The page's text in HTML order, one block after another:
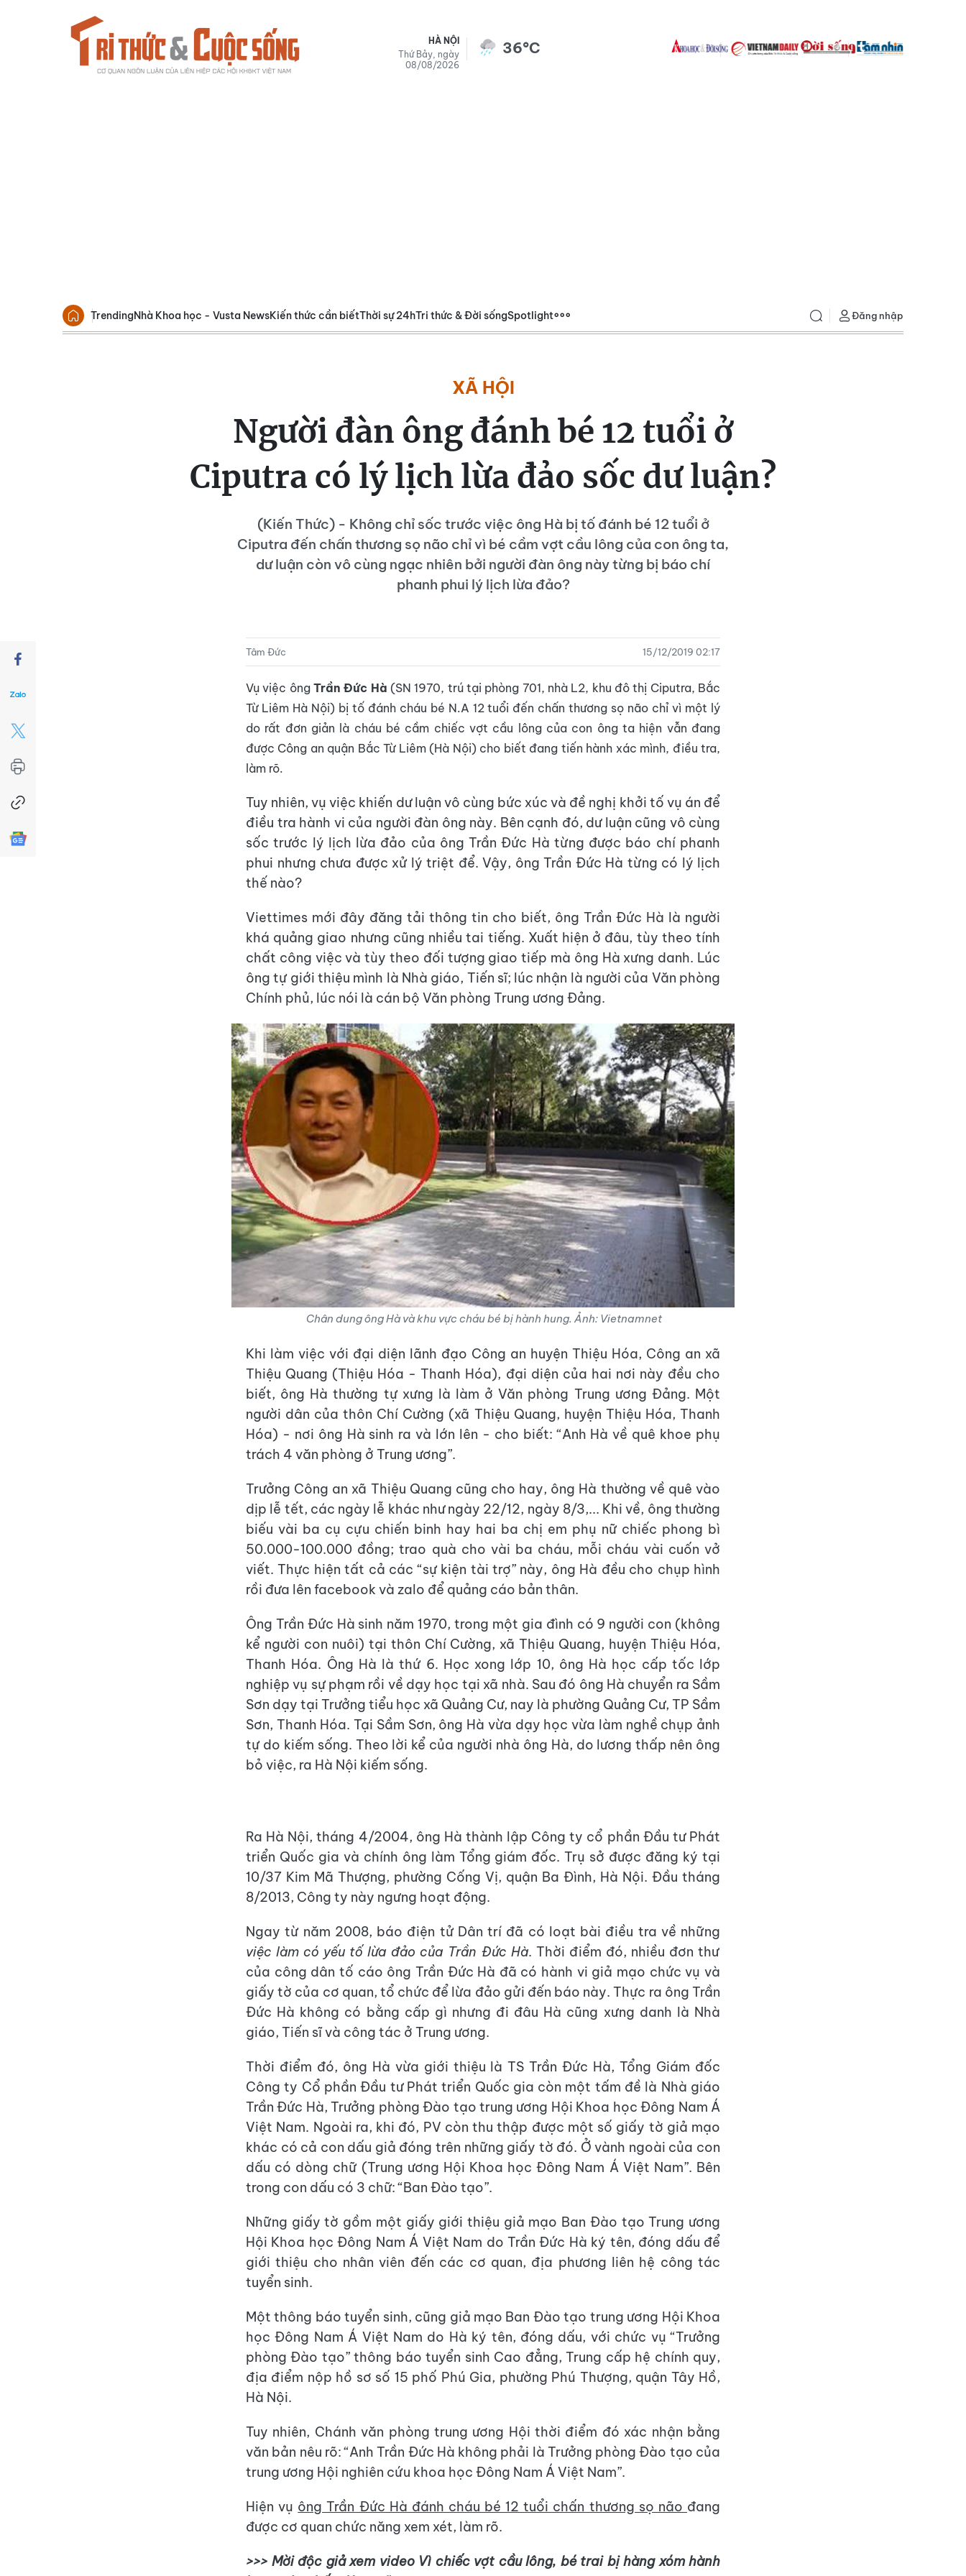
HÀ NỘI
Thứ Bảy, ngày
08/08/2026
36°C
TrendingNhà Khoa học - Vusta NewsKiến thức cần biếtThời sự 24hTri thức & Đời sốngSpotlight Đăng nhập
XÃ HỘI
Người đàn ông đánh bé 12 tuổi ở
Ciputra có lý lịch lừa đảo sốc dư luận?
(Kiến Thức) - Không chỉ sốc trước việc ông Hà bị tố đánh bé 12 tuổi ở
Ciputra đến chấn thương sọ não chỉ vì bé cầm vợt cầu lông của con ông ta,
dư luận còn vô cùng ngạc nhiên bởi người đàn ông này từng bị báo chí
phanh phui lý lịch lừa đảo?
Tâm Đức 15/12/2019 02:17
Vụ việc ông Trần Đức Hà (SN 1970, trú tại phòng 701, nhà L2, khu đô thị Ciputra, Bắc
Từ Liêm Hà Nội) bị tố đánh cháu bé N.A 12 tuổi đến chấn thương sọ não chỉ vì một lý
do rất đơn giản là cháu bé cầm chiếc vợt cầu lông của con ông ta hiện vẫn đang
được Công an quận Bắc Từ Liêm (Hà Nội) cho biết đang tiến hành xác mình, điều tra,
làm rõ.
Tuy nhiên, vụ việc khiến dư luận vô cùng bức xúc và đề nghị khởi tố vụ án để
điều tra hành vi của người đàn ông này. Bên cạnh đó, dư luận cũng vô cùng
sốc trước lý lịch lừa đảo của ông Trần Đức Hà từng được báo chí phanh
phui nhưng chưa được xử lý triệt để. Vậy, ông Trần Đức Hà từng có lý lịch
thế nào?
Viettimes mới đây đăng tải thông tin cho biết, ông Trần Đức Hà là người
khá quảng giao nhưng cũng nhiều tai tiếng. Xuất hiện ở đâu, tùy theo tính
chất công việc và tùy theo đối tượng giao tiếp mà ông Hà xưng danh. Lúc
ông tự giới thiệu mình là Nhà giáo, Tiến sĩ; lúc nhận là người của Văn phòng
Chính phủ, lúc nói là cán bộ Văn phòng Trung ương Đảng.
Chân dung ông Hà và khu vực cháu bé bị hành hung. Ảnh: Vietnamnet
Khi làm việc với đại diện lãnh đạo Công an huyện Thiệu Hóa, Công an xã
Thiệu Quang (Thiệu Hóa - Thanh Hóa), đại diện của hai nơi này đều cho
biết, ông Hà thường tự xưng là làm ở Văn phòng Trung ương Đảng. Một
người dân của thôn Chí Cường (xã Thiệu Quang, huyện Thiệu Hóa, Thanh
Hóa) - nơi ông Hà sinh ra và lớn lên - cho biết: “Anh Hà về quê khoe phụ
trách 4 văn phòng ở Trung ương”.
Trưởng Công an xã Thiệu Quang cũng cho hay, ông Hà thường về quê vào
dịp lễ tết, các ngày lễ khác như ngày 22/12, ngày 8/3,... Khi về, ông thường
biếu vài ba cụ cựu chiến binh hay hai ba chị em phụ nữ chiếc phong bì
50.000-100.000 đồng; trao quà cho vài ba cháu, mỗi cháu vài cuốn vở
viết. Thực hiện tất cả các “sự kiện tài trợ” này, ông Hà đều cho chụp hình
rồi đưa lên facebook và zalo để quảng cáo bản thân.
Ông Trần Đức Hà sinh năm 1970, trong một gia đình có 9 người con (không
kể người con nuôi) tại thôn Chí Cường, xã Thiệu Quang, huyện Thiệu Hóa,
Thanh Hóa. Ông Hà là thứ 6. Học xong lớp 10, ông Hà học cấp tốc lớp
nghiệp vụ sự phạm rồi về dạy học tại xã nhà. Sau đó ông Hà chuyển ra Sầm
Sơn dạy tại Trưởng tiểu học xã Quảng Cư, nay là phường Quảng Cư, TP Sầm
Sơn, Thanh Hóa. Tại Sầm Sơn, ông Hà vừa dạy học vừa làm nghề chụp ảnh
tự do kiếm sống. Theo lời kể của người nhà ông Hà, do lương thấp nên ông
bỏ việc, ra Hà Nội kiếm sống.
Ra Hà Nội, tháng 4/2004, ông Hà thành lập Công ty cổ phần Đầu tư Phát
triển Quốc gia và chính ông làm Tổng giám đốc. Trụ sở được đăng ký tại
10/37 Kim Mã Thượng, phường Cống Vị, quận Ba Đình, Hà Nội. Đầu tháng
8/2013, Công ty này ngưng hoạt động.
Ngay từ năm 2008, báo điện tử Dân trí đã có loạt bài điều tra về những
việc làm có yếu tố lừa đảo của Trần Đức Hà. Thời điểm đó, nhiều đơn thư
của công dân tố cáo ông Trần Đức Hà đã có hành vi giả mạo chức vụ và
giấy tờ của cơ quan, tổ chức để lừa đảo gửi đến báo này. Thực ra ông Trần
Đức Hà không có bằng cấp gì nhưng đi đâu Hà cũng xưng danh là Nhà
giáo, Tiến sĩ và công tác ở Trung ương.
Thời điểm đó, ông Hà vừa giới thiệu là TS Trần Đức Hà, Tổng Giám đốc
Công ty Cổ phần Đầu tư Phát triển Quốc gia còn một tấm đề là Nhà giáo
Trần Đức Hà, Trưởng phòng Đào tạo trung ương Hội Khoa học Đông Nam Á
Việt Nam. Ngoài ra, khi đó, PV còn thu thập được một số giấy tờ giả mạo
khác có cả con dấu giả đóng trên những giấy tờ đó. Ở vành ngoài của con
dấu có dòng chữ (Trung ương Hội Khoa học Đông Nam Á Việt Nam”. Bên
trong con dấu có 3 chữ: “Ban Đào tạo”.
Những giấy tờ gồm một giấy giới thiệu giả mạo Ban Đào tạo Trung ương
Hội Khoa học Đông Nam Á Việt Nam do Trần Đức Hà ký tên, đóng dấu để
giới thiệu cho nhân viên đến các cơ quan, địa phương liên hệ công tác
tuyển sinh.
Một thông báo tuyển sinh, cũng giả mạo Ban Đào tạo trung ương Hội Khoa
học Đông Nam Á Việt Nam do Hà ký tên, đóng dấu, với chức vụ “Trưởng
phòng Đào tạo” thông báo tuyển sinh Cao đẳng, Trung cấp hệ chính quy,
địa điểm nộp hồ sơ số 15 phố Phú Gia, phường Phú Thượng, quận Tây Hồ,
Hà Nội.
Tuy nhiên, Chánh văn phòng trung ương Hội thời điểm đó xác nhận bằng
văn bản nêu rõ: “Anh Trần Đức Hà không phải là Trưởng phòng Đào tạo của
trung ương Hội nghiên cứu khoa học Đông Nam Á Việt Nam”.
Hiện vụ ông Trần Đức Hà đánh cháu bé 12 tuổi chấn thương sọ não đang
được cơ quan chức năng xem xét, làm rõ.
>>> Mời độc giả xem video Vì chiếc vợt cầu lông, bé trai bị hàng xóm hành